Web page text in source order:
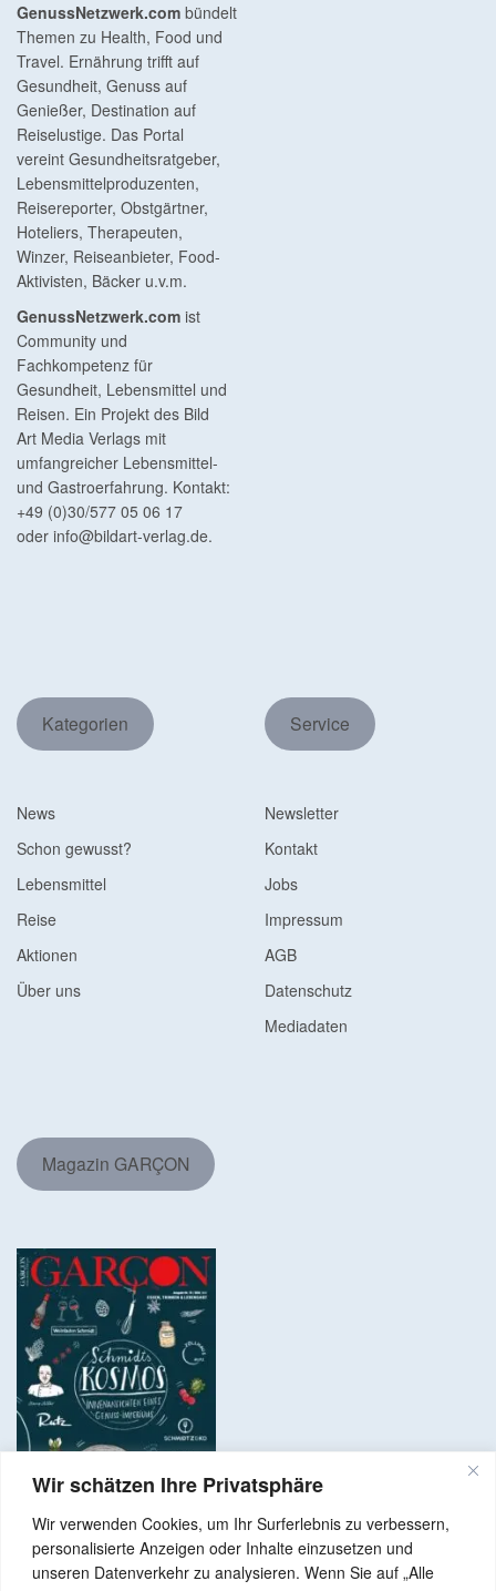
Wir schätzen Ihre Privatsphäre
Wir verwenden Cookies, um Ihr Surferlebnis zu verbessern,
personalisierte Anzeigen oder Inhalte einzusetzen und
unseren Datenverkehr zu analysieren. Wenn Sie auf „Alle
GenussNetzwerk.com bündelt
Themen zu Health, Food und
Travel. Ernährung trifft auf
Gesundheit, Genuss auf
Genießer, Destination auf
Reiselustige. Das Portal
vereint Gesundheitsratgeber,
Lebensmittelproduzenten,
Reisereporter, Obstgärtner,
Hoteliers, Therapeuten,
Winzer, Reiseanbieter, Food-
Aktivisten, Bäcker u.v.m.
GenussNetzwerk.com ist
Community und
Fachkompetenz für
Gesundheit, Lebensmittel und
Reisen. Ein Projekt des Bild
Art Media Verlags mit
umfangreicher Lebensmittel-
und Gastroerfahrung. Kontakt:
+49 (0)30/577 05 06 17
oder info@bildart-verlag.de.
Kategorien
News
Schon gewusst?
Lebensmittel
Reise
Aktionen
Über uns
Service
Newsletter
Kontakt
Jobs
Impressum
AGB
Datenschutz
Mediadaten
Magazin GARÇON